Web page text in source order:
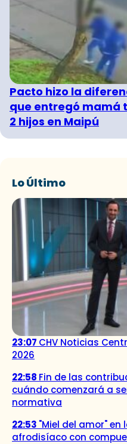
Pacto hizo la
que entregó mamá
2 hijos en Maipú
Lo Último
23:07 CHV Noticias
2026
22:58 Fin de las
cuándo comenzará a
normativa
22:53 "Miel del amor"
afrodisíaco con